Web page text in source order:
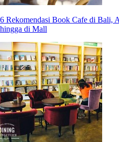
6 Rekomendasi Book Cafe di Bali,
hingga di Mall